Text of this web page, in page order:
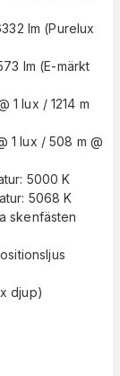
lm (Purelux
lm (E-märkt
1 lux / 1214 m
1 lux / 508 m @
5000 K
5068 K
skenfästen
djup)